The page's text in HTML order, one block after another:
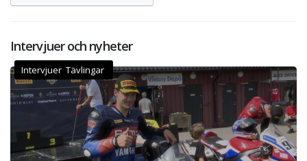
Intervjuer och nyheter
Intervjuer Tävlingar